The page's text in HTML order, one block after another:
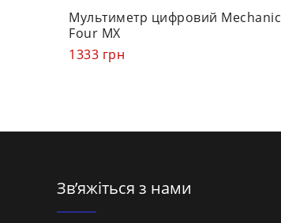
out
of
5
Мультиметр цифровий Mechanic
Four MX
1333 грн
Зв’яжіться з нами